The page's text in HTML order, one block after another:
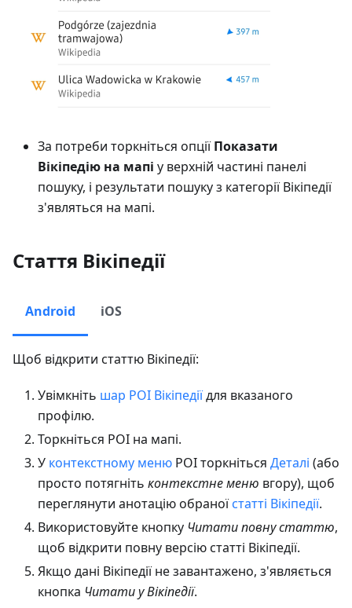
За потреби торкніться опціїПоказати
Вікіпедію на мапі у верхній частині панелі
пошуку, і результати пошуку з категорії Вікіпедії
з'являться на мапі.
Стаття Вікіпедії
Android iOS
Щоб відкрити статтю Вікіпедії:
Увімкніть шар POI Вікіпедіїдля вказаного
профілю.
Торкніться POI на мапі.
У контекстному меню POI торкніться Деталі (або
просто потягніть контекстне меню вгору), щоб
переглянути анотацію обраноїстатті Вікіпедії.
Використовуйте кнопку Читати повну статтю,
щоб відкрити повну версію статті Вікіпедії.
Якщо дані Вікіпедії не завантажено, з'являється
кнопка Читати у Вікіпедії.